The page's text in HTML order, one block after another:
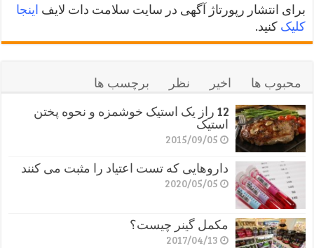
برای انتشار رپورتاژ آگهی در سایت سلامت دات لایف اینجا
کلیک کنید.
محبوب ها اخیر نظر
برچسب ها
12 راز یک استیک خوشمزه و نحوه پختن
استیک
2015/09/05
داروهایی که تست اعتیاد را مثبت می کنند
2020/05/05
مکمل گینر چیست؟
2017/04/13